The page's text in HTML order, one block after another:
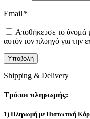
Email *
Αποθήκευσε το όνομά
αυτόν τον πλοηγό για την
Shipping & Delivery
Τρόποι πληρωμής:
1) Πληρωμή με Πιστωτική